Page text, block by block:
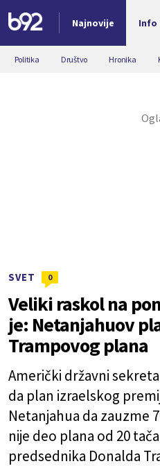
Najnovije Info
Nova vest
Politika Društvo Hronika
SVET 0
Veliki raskol na
je: Netanjahuov
Trampovog plana
Američki državni
da plan izraelskog
Netanjahua da zauzme
nije deo plana od 20
predsednika Donalda